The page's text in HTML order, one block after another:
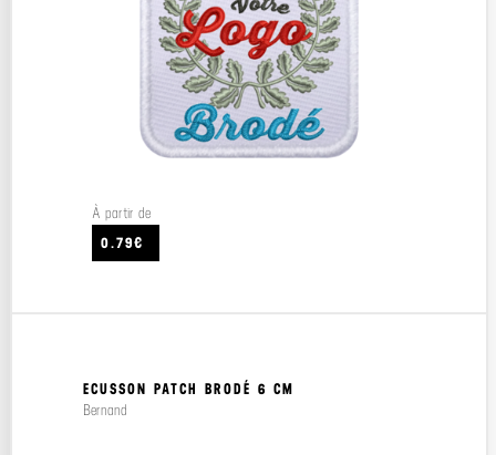
À partir de
0.79€
ECUSSON PATCH BRODÉ 6 CM
Bernand